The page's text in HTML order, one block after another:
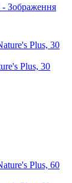
Plus, 30